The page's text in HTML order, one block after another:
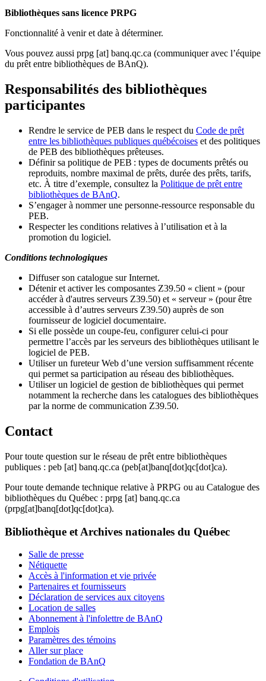
Bibliothèques sans licence PRPG
Fonctionnalité à venir et date à déterminer.
Vous pouvez aussi prpg [at] banq.qc.ca (communiquer avec l’équipe
du prêt entre bibliothèques de BAnQ).
Responsabilités des bibliothèques
participantes
Rendre le service de PEB dans le respect du Code de prêt
entre les bibliothèques publiques québécoises et des politiques
de PEB des bibliothèques prêteuses.
Définir sa politique de PEB : types de documents prêtés ou
reproduits, nombre maximal de prêts, durée des prêts, tarifs,
etc. À titre d’exemple, consultez la Politique de prêt entre
bibliothèques de BAnQ.
S’engager à nommer une personne-ressource responsable du
PEB.
Respecter les conditions relatives à l’utilisation et à la
promotion du logiciel.
Conditions technologiques
Diffuser son catalogue sur Internet.
Détenir et activer les composantes Z39.50 « client » (pour
accéder à d'autres serveurs Z39.50) et « serveur » (pour être
accessible à d’autres serveurs Z39.50) auprès de son
fournisseur de logiciel documentaire.
Si elle possède un coupe-feu, configurer celui-ci pour
permettre l’accès par les serveurs des bibliothèques utilisant le
logiciel de PEB.
Utiliser un fureteur Web d’une version suffisamment récente
qui permet sa participation au réseau des bibliothèques.
Utiliser un logiciel de gestion de bibliothèques qui permet
notamment la recherche dans les catalogues des bibliothèques
par la norme de communication Z39.50.
Contact
Pour toute question sur le réseau de prêt entre bibliothèques
publiques : peb [at] banq.qc.ca (peb[at]banq[dot]qc[dot]ca).
Pour toute demande technique relative à PRPG ou au Catalogue des
bibliothèques du Québec : prpg [at] banq.qc.ca
(prpg[at]banq[dot]qc[dot]ca).
Bibliothèque et Archives nationales du Québec
Salle de presse
Nétiquette
Accès à l'information et vie privée
Partenaires et fournisseurs
Déclaration de services aux citoyens
Location de salles
Abonnement à l'infolettre de BAnQ
Emplois
Paramètres des témoins
Aller sur place
Fondation de BAnQ